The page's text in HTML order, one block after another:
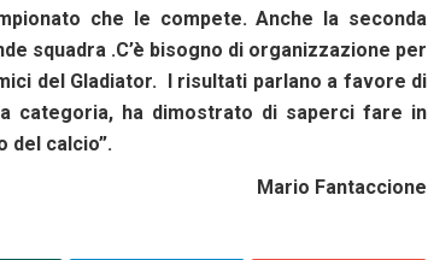
che le compete. Anche la seconda
squadra .C’è bisogno di organizzazione per
del Gladiator. I risultati parlano a favore di
categoria, ha dimostrato di saperci fare in
del calcio”.
Mario Fantaccione